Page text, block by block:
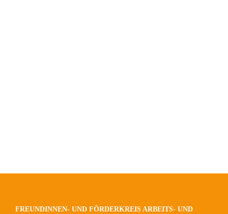
FREUNDINNEN- UND FÖRDERKREIS ARBEITS- UND